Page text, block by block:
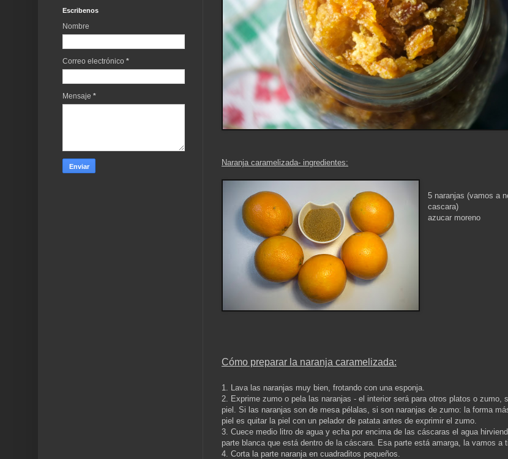
Naranja caramelizada- ingredientes:
5 naranjas (vamos a
cascara)
azucar moreno
Cómo preparar la naranja caramelizada:
1. Lava las naranjas muy bien, frotando con una esponja.
2. Exprime zumo o pela las naranjas - el interior será para otros platos o zumo,
piel. Si las naranjas son de mesa pélalas, si son naranjas de zumo: la forma
piel es quitar la piel con un pelador de patata antes de exprimir el zumo.
3. Cuece medio litro de agua y echa por encima de las cáscaras el agua
parte blanca que está dentro de la cáscara. Esa parte está amarga, la vamos a
4. Corta la parte naranja en cuadraditos pequeños.
Escribenos
Nombre
Correo electrónico *
Mensaje *